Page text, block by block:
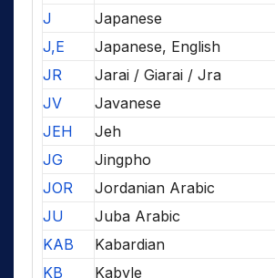
J
Japanese
J,E
Japanese, English
JR
Jarai / Giarai / Jra
JV
Javanese
JEH
Jeh
JG
Jingpho
JOR
Jordanian Arabic
JU
Juba Arabic
KAB
Kabardian
KB
Kabyle